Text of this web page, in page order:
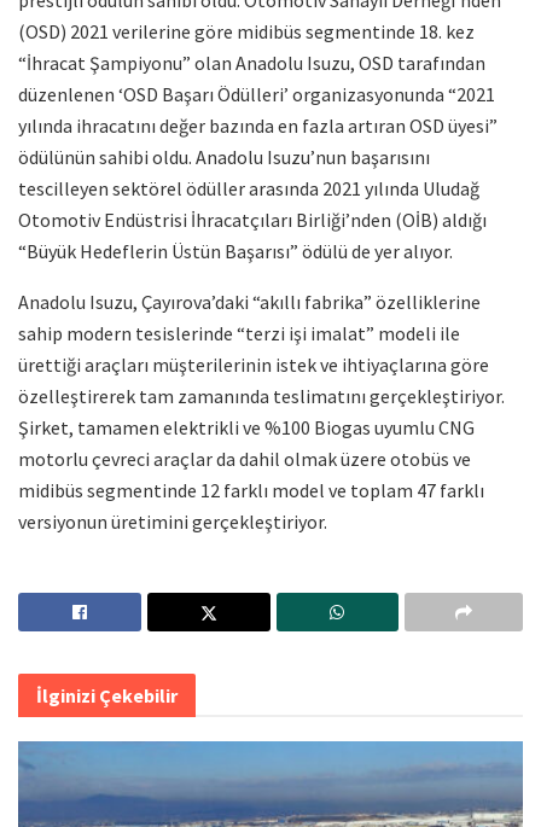
(OSD) 2021 verilerine göre midibüs segmentinde 18. kez
“İhracat Şampiyonu” olan Anadolu Isuzu, OSD tarafından
düzenlenen ‘OSD Başarı Ödülleri’ organizasyonunda “2021
yılında ihracatını değer bazında en fazla artıran OSD üyesi”
ödülünün sahibi oldu. Anadolu Isuzu’nun başarısını
tescilleyen sektörel ödüller arasında 2021 yılında Uludağ
Otomotiv Endüstrisi İhracatçıları Birliği’nden (OİB) aldığı
“Büyük Hedeflerin Üstün Başarısı” ödülü de yer alıyor.
Anadolu Isuzu, Çayırova’daki “akıllı fabrika” özelliklerine
sahip modern tesislerinde “terzi işi imalat” modeli ile
ürettiği araçları müşterilerinin istek ve ihtiyaçlarına göre
özelleştirerek tam zamanında teslimatını gerçekleştiriyor.
Şirket, tamamen elektrikli ve %100 Biogas uyumlu CNG
motorlu çevreci araçlar da dahil olmak üzere otobüs ve
midibüs segmentinde 12 farklı model ve toplam 47 farklı
versiyonun üretimini gerçekleştiriyor.
İlginizi Çekebilir